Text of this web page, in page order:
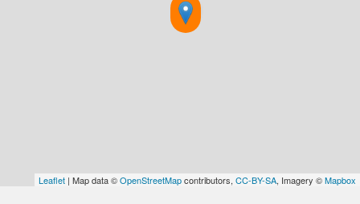
Leaflet | Map data ©OpenStreetMapcontributors, CC-BY-SA, Imagery ©Mapbox